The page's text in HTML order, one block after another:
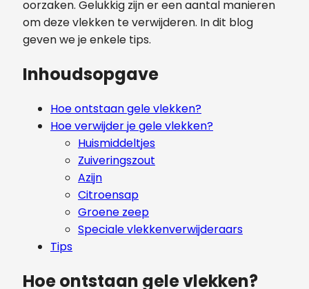
oorzaken. Gelukkig zijn er een aantal manieren
om deze vlekken te verwijderen. In dit blog
geven we je enkele tips.
Inhoudsopgave
Hoe ontstaan gele vlekken?
Hoe verwijder je gele vlekken?
Huismiddeltjes
Zuiveringszout
Azijn
Citroensap
Groene zeep
Speciale vlekkenverwijderaars
Tips
Hoe ontstaan gele vlekken?